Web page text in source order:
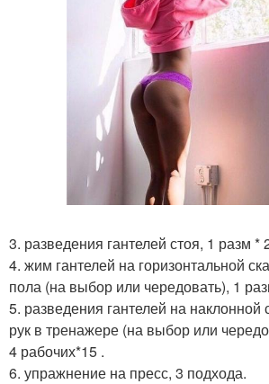
3. разведения гантелей стоя, 1 разм *
4. жим гантелей на горизонтальной
пола (на выбор или чередовать), 1
5. разведения гантелей на наклонной
рук в тренажере (на выбор или
4 рабочих*15 .
6. упражнение на пресс, 3 подхода.